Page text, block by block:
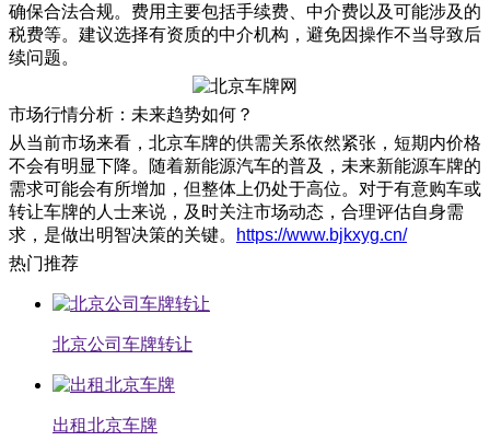
确保合法合规。费用主要包括手续费、中介费以及可能涉及的
税费等。建议选择有资质的中介机构，避免因操作不当导致后
续问题。
市场行情分析：未来趋势如何？
从当前市场来看，北京车牌的供需关系依然紧张，短期内价格
不会有明显下降。随着新能源汽车的普及，未来新能源车牌的
需求可能会有所增加，但整体上仍处于高位。对于有意购车或
转让车牌的人士来说，及时关注市场动态，合理评估自身需
求，是做出明智决策的关键。
https://www.bjkxyg.cn/
热门推荐
北京公司车牌转让
出租北京车牌